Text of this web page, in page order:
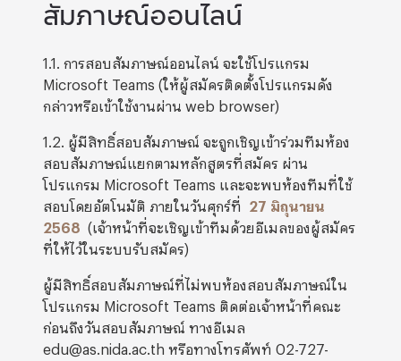
สัมภาษณ์ออนไลน์
1.1. การสอบสัมภาษณ์ออนไลน์ จะใช้โปรแกรม
Microsoft Teams (ให้ผู้สมัครติดตั้งโปรแกรมดัง
กล่าวหรือเข้าใช้งานผ่าน web browser)
1.2. ผู้มีสิทธิ์สอบสัมภาษณ์ จะถูกเชิญเข้าร่วมทีมห้อง
สอบสัมภาษณ์แยกตามหลักสูตรที่สมัคร ผ่าน
โปรแกรม Microsoft Teams และจะพบห้องทีมที่ใช้
สอบโดยอัตโนมัติ ภายในวันศุกร์ที่
27 มิถุนายน
2568
(เจ้าหน้าที่จะเชิญเข้าทีมด้วยอีเมลของผู้สมัคร
ที่ให้ไว้ในระบบรับสมัคร)
ผู้มีสิทธิ์สอบสัมภาษณ์ที่ไม่พบห้องสอบสัมภาษณ์ใน
โปรแกรม Microsoft Teams ติดต่อเจ้าหน้าที่คณะ
ก่อนถึงวันสอบสัมภาษณ์ ทางอีเมล
edu@as.nida.ac.th หรือทางโทรศัพท์ 02-727-